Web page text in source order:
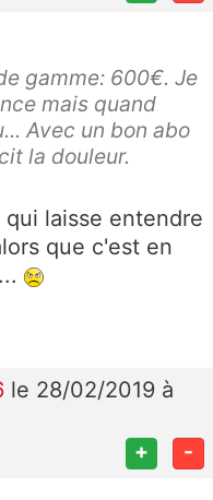
gamme: 600€. Je
mais quand
Avec un bon abo
la douleur.
laisse entendre
que c'est en
le 28/02/2019 à
+ -